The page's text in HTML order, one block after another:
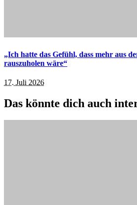
„Ich hatte das Gefühl, dass mehr aus
rauszuholen wäre“
17. Juli 2026
Das könnte dich auch